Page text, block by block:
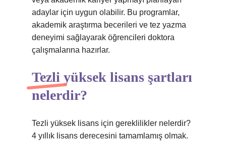
adaylar için uygun olabilir. Bu programlar,
akademik araştırma becerileri ve tez yazma
deneyimi sağlayarak öğrencileri doktora
çalışmalarına hazırlar.
Tezli yüksek lisans şartları
nelerdir?
Tezli yüksek lisans için gereklilikler nelerdir?
4 yıllık lisans derecesini tamamlamış olmak.